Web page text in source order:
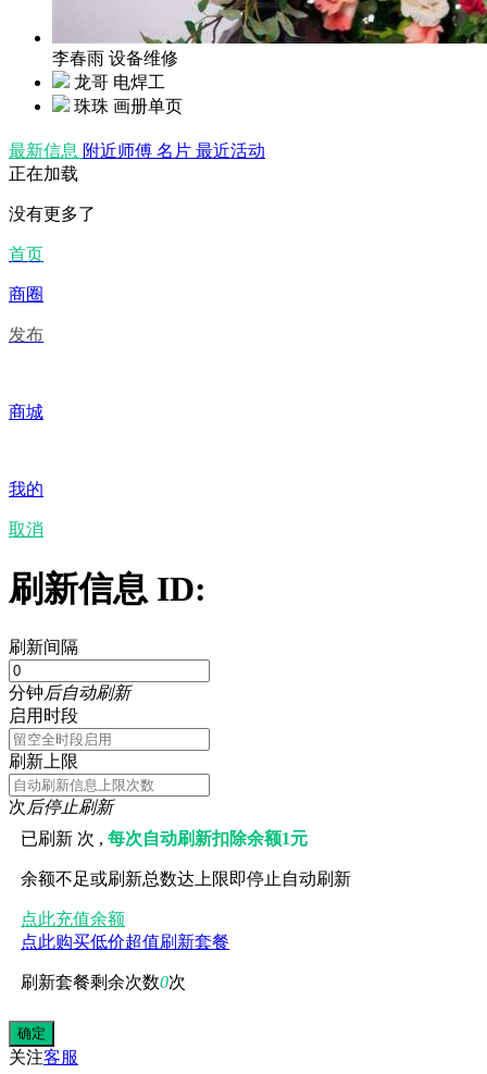
李春雨 设备维修
龙哥 电焊工
珠珠 画册单页
最新信息 附近师傅 名片 最近活动
正在加载
没有更多了
首页
商圈
发布
商城
我的
取消
刷新信息 ID:
刷新间隔
分钟后自动刷新
启用时段
刷新上限
次后停止刷新
已刷新 次 ,每次自动刷新扣除余额1元
余额不足或刷新总数达上限即停止自动刷新
点此充值余额
点此购买低价超值刷新套餐
刷新套餐剩余次数0次
关注客服